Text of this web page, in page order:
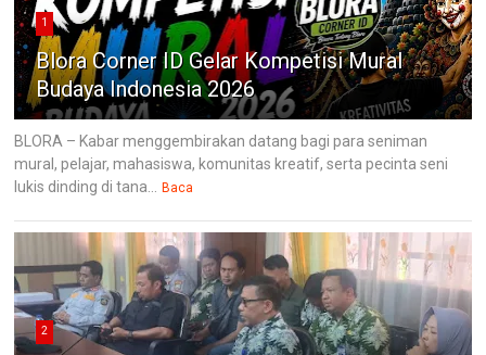
1
Blora Corner ID Gelar Kompetisi Mural
Budaya Indonesia 2026
BLORA – Kabar menggembirakan datang bagi para seniman
mural, pelajar, mahasiswa, komunitas kreatif, serta pecinta seni
lukis dinding di tana... Baca
2